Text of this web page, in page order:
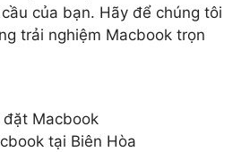
của bạn. Hãy để chúng tôi
trải nghiệm Macbook trọn
đặt Macbook
tại Biên Hòa